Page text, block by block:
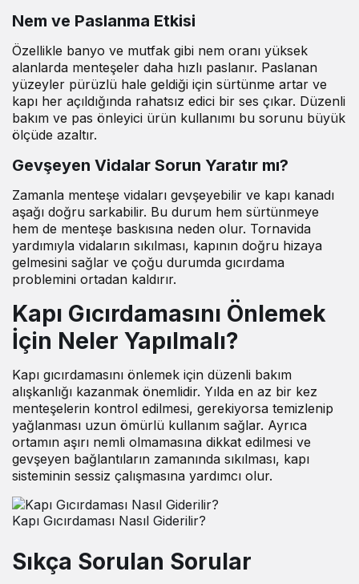
Nem ve Paslanma Etkisi
Özellikle banyo ve mutfak gibi nem oranı yüksek
alanlarda menteşeler daha hızlı paslanır. Paslanan
yüzeyler pürüzlü hale geldiği için sürtünme artar ve
kapı her açıldığında rahatsız edici bir ses çıkar. Düzenli
bakım ve pas önleyici ürün kullanımı bu sorunu büyük
ölçüde azaltır.
Gevşeyen Vidalar Sorun Yaratır mı?
Zamanla menteşe vidaları gevşeyebilir ve kapı kanadı
aşağı doğru sarkabilir. Bu durum hem sürtünmeye
hem de menteşe baskısına neden olur. Tornavida
yardımıyla vidaların sıkılması, kapının doğru hizaya
gelmesini sağlar ve çoğu durumda gıcırdama
problemini ortadan kaldırır.
Kapı Gıcırdamasını Önlemek
İçin Neler Yapılmalı?
Kapı gıcırdamasını önlemek için düzenli bakım
alışkanlığı kazanmak önemlidir. Yılda en az bir kez
menteşelerin kontrol edilmesi, gerekiyorsa temizlenip
yağlanması uzun ömürlü kullanım sağlar. Ayrıca
ortamın aşırı nemli olmamasına dikkat edilmesi ve
gevşeyen bağlantıların zamanında sıkılması, kapı
sisteminin sessiz çalışmasına yardımcı olur.
Kapı Gıcırdaması Nasıl Giderilir?
Sıkça Sorulan Sorular